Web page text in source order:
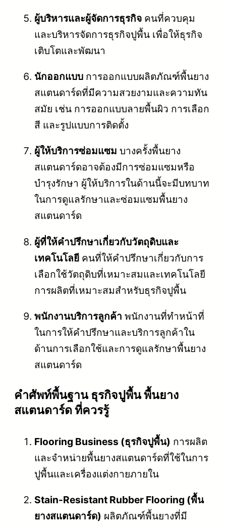
ผู้บริหารและผู้จัดการธุรกิจ คนที่ควบคุม
และบริหารจัดการธุรกิจปูพื้น เพื่อให้ธุรกิจ
เติบโตและพัฒนา
นักออกแบบ การออกแบบผลิตภัณฑ์พื้นยาง
สแตนดาร์ดที่มีความสวยงามและความทัน
สมัย เช่น การออกแบบลายพื้นผิว การเลือก
สี และรูปแบบการติดตั้ง
ผู้ให้บริการซ่อมแซม บางครั้งพื้นยาง
สแตนดาร์ดอาจต้องมีการซ่อมแซมหรือ
บำรุงรักษา ผู้ให้บริการในด้านนี้จะมีบทบาท
ในการดูแลรักษาและซ่อมแซมพื้นยาง
สแตนดาร์ด
ผู้ที่ให้คำปรึกษาเกี่ยวกับวัตถุดิบและ
เทคโนโลยี คนที่ให้คำปรึกษาเกี่ยวกับการ
เลือกใช้วัตถุดิบที่เหมาะสมและเทคโนโลยี
การผลิตที่เหมาะสมสำหรับธุรกิจปูพื้น
พนักงานบริการลูกค้า พนักงานที่ทำหน้าที่
ในการให้คำปรึกษาและบริการลูกค้าใน
ด้านการเลือกใช้และการดูแลรักษาพื้นยาง
สแตนดาร์ด
คําศัพท์พื้นฐาน ธุรกิจปูพื้น พื้นยาง
สแตนดาร์ด ที่ควรรู้
Flooring Business (ธุรกิจปูพื้น) การผลิต
และจำหน่ายพื้นยางสแตนดาร์ดที่ใช้ในการ
ปูพื้นและเครื่องแต่งกายภายใน
Stain-Resistant Rubber Flooring (พื้น
ยางสแตนดาร์ด) ผลิตภัณฑ์พื้นยางที่มี